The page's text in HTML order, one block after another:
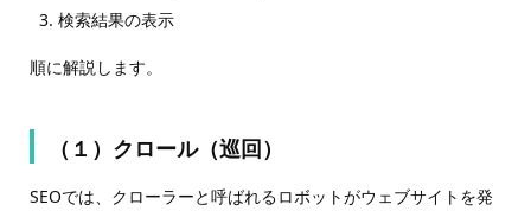
検索結果の表示
順に解説します。
（１）クロール（巡回）
SEOでは、クローラーと呼ばれるロボットがウェブサイトを発